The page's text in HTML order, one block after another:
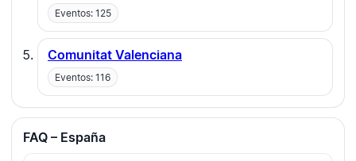
Eventos: 125
Comunitat Valenciana
Eventos: 116
FAQ – España